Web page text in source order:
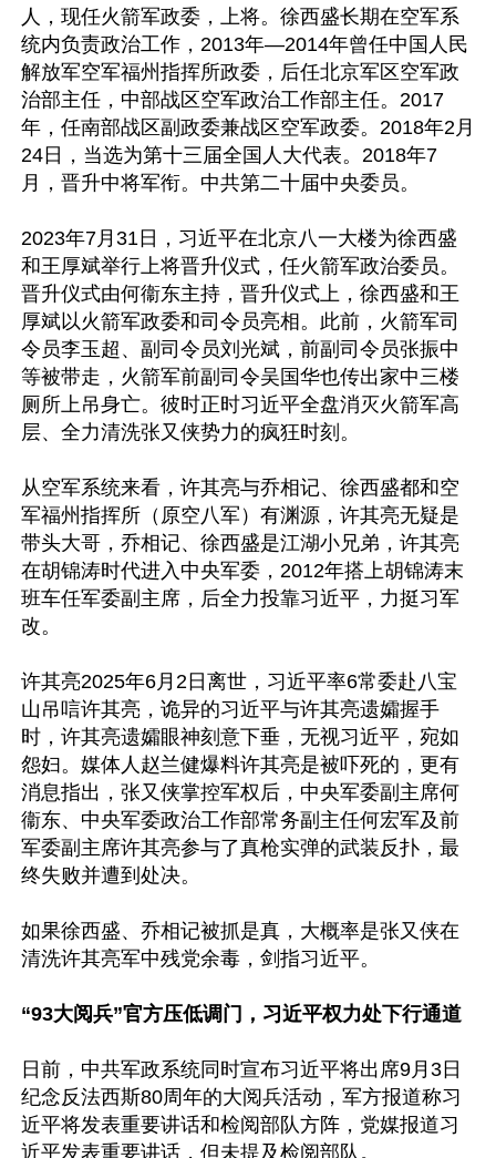
人，现任火箭军政委，上将。徐西盛长期在空军系
统内负责政治工作，2013年—2014年曾任中国人民
解放军空军福州指挥所政委，后任北京军区空军政
治部主任，中部战区空军政治工作部主任。2017
年，任南部战区副政委兼战区空军政委。2018年2月
24日，当选为第十三届全国人大代表。2018年7
月，晋升中将军衔。中共第二十届中央委员。
2023年7月31日，习近平在北京八一大楼为徐西盛
和王厚斌举行上将晋升仪式，任火箭军政治委员。
晋升仪式由何衞东主持，晋升仪式上，徐西盛和王
厚斌以火箭军政委和司令员亮相。此前，火箭军司
令员李玉超、副司令员刘光斌，前副司令员张振中
等被带走，火箭军前副司令吴国华也传出家中三楼
厕所上吊身亡。彼时正时习近平全盘消灭火箭军高
层、全力清洗张又侠势力的疯狂时刻。
从空军系统来看，许其亮与乔相记、徐西盛都和空
军福州指挥所（原空八军）有渊源，许其亮无疑是
带头大哥，乔相记、徐西盛是江湖小兄弟，许其亮
在胡锦涛时代进入中央军委，2012年搭上胡锦涛末
班车任军委副主席，后全力投靠习近平，力挺习军
改。
许其亮2025年6月2日离世，习近平率6常委赴八宝
山吊唁许其亮，诡异的习近平与许其亮遗孀握手
时，许其亮遗孀眼神刻意下垂，无视习近平，宛如
怨妇。媒体人赵兰健爆料许其亮是被吓死的，更有
消息指出，张又侠掌控军权后，中央军委副主席何
衞东、中央军委政治工作部常务副主任何宏军及前
军委副主席许其亮参与了真枪实弹的武装反扑，最
终失败并遭到处决。
如果徐西盛、乔相记被抓是真，大概率是张又侠在
清洗许其亮军中残党余毒，剑指习近平。
“93大阅兵”官方压低调门，习近平权力处下行通道
日前，中共军政系统同时宣布习近平将出席9月3日
纪念反法西斯80周年的大阅兵活动，军方报道称习
近平将发表重要讲话和检阅部队方阵，党媒报道习
近平发表重要讲话，但未提及检阅部队。